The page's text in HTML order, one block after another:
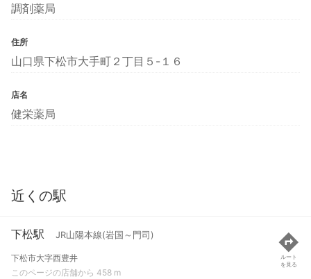
調剤薬局
住所
山口県下松市大手町２丁目５-１６
店名
健栄薬局
近くの駅
下松駅 JR山陽本線(岩国～門司)
下松市大字西豊井
このページの店舗から 458 m
ルート
を見る